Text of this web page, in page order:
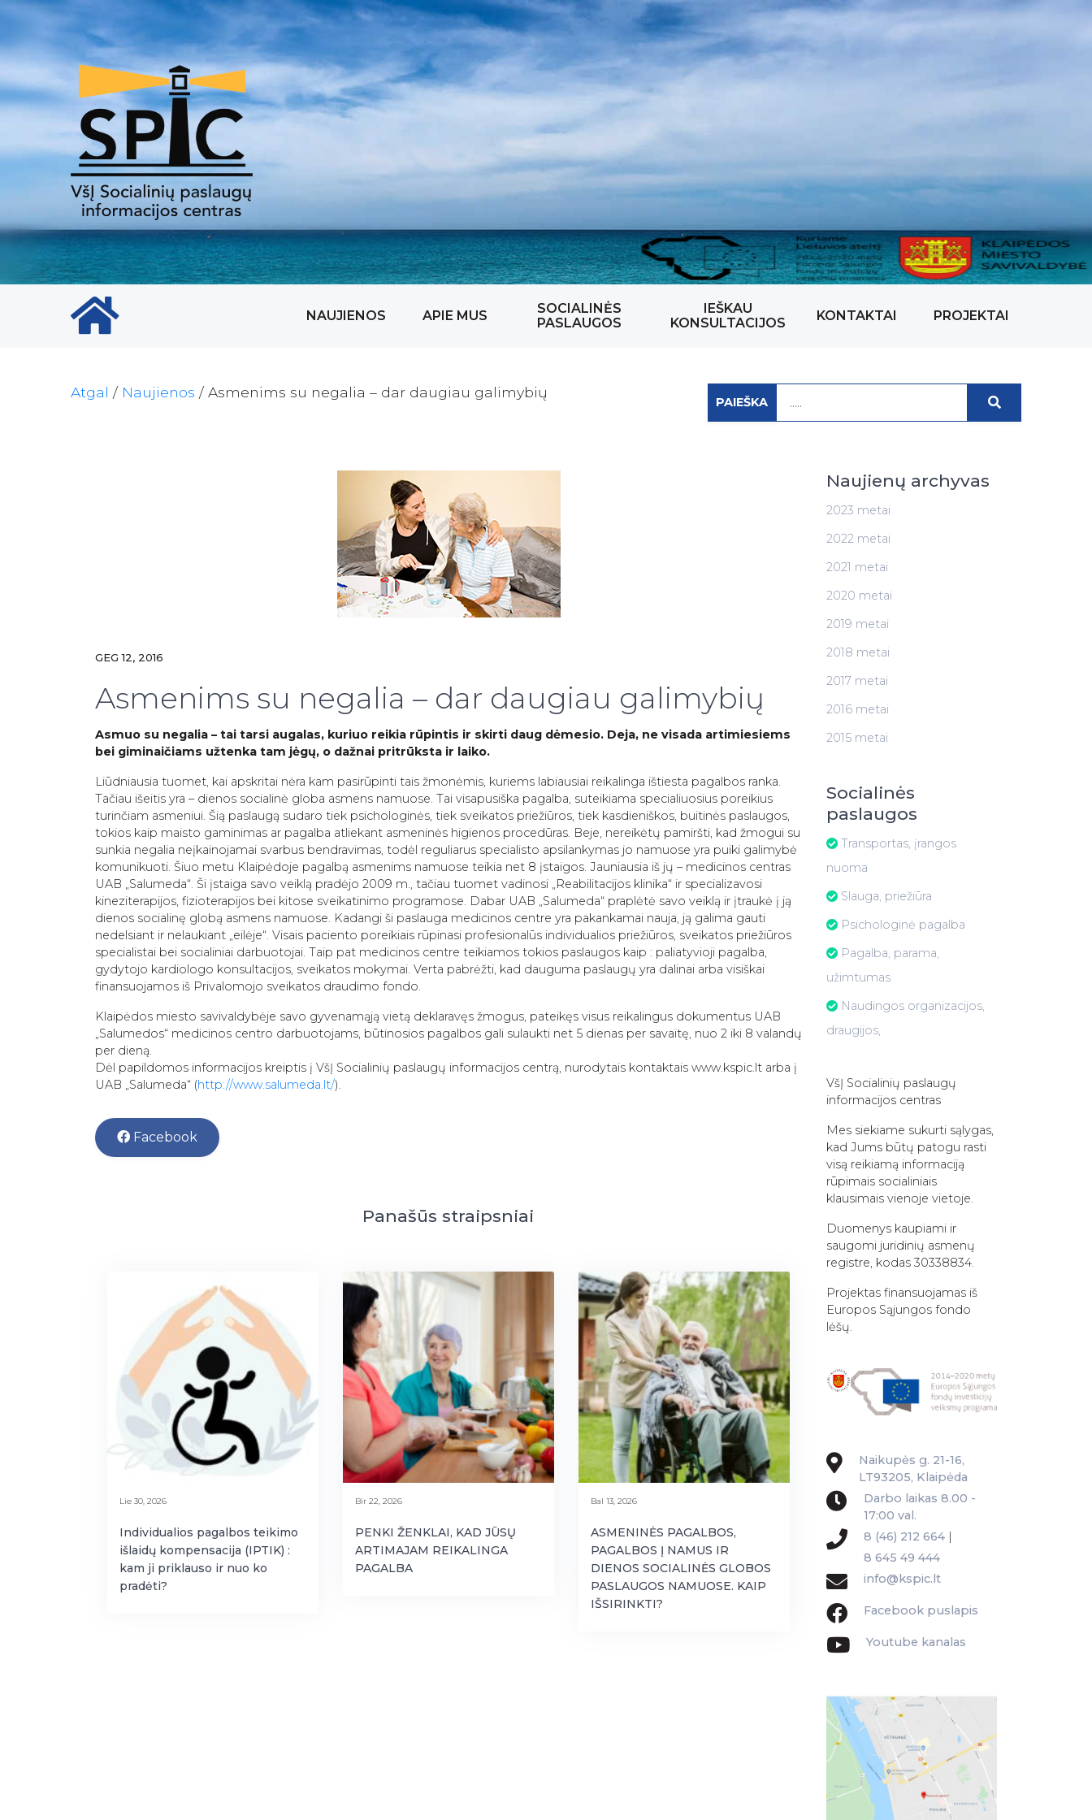
NAUJIENOS APIE MUS
SOCIALINĖS
PASLAUGOS
IEŠKAU
KONSULTACIJOS
KONTAKTAI PROJEKTAI
Atgal / Naujienos / Asmenims su negalia – dar daugiau galimybių
PAIEŠKA
GEG 12, 2016
Asmenims su negalia – dar daugiau galimybių
Asmuo su negalia – tai tarsi augalas, kuriuo reikia rūpintis ir skirti daug dėmesio. Deja, ne visada artimiesiems
bei giminaičiams užtenka tam jėgų, o dažnai pritrūksta ir laiko.
Liūdniausia tuomet, kai apskritai nėra kam pasirūpinti tais žmonėmis, kuriems labiausiai reikalinga ištiesta pagalbos ranka.
Tačiau išeitis yra – dienos socialinė globa asmens namuose. Tai visapusiška pagalba, suteikiama specialiuosius poreikius
turinčiam asmeniui. Šią paslaugą sudaro tiek psichologinės, tiek sveikatos priežiūros, tiek kasdieniškos, buitinės paslaugos,
tokios kaip maisto gaminimas ar pagalba atliekant asmeninės higienos procedūras. Beje, nereikėtų pamiršti, kad žmogui su
sunkia negalia neįkainojamai svarbus bendravimas, todėl reguliarus specialisto apsilankymas jo namuose yra puiki galimybė
komunikuoti. Šiuo metu Klaipėdoje pagalbą asmenims namuose teikia net 8 įstaigos. Jauniausia iš jų – medicinos centras
UAB „Salumeda“. Ši įstaiga savo veiklą pradėjo 2009 m., tačiau tuomet vadinosi „Reabilitacijos klinika“ ir specializavosi
kineziterapijos, fizioterapijos bei kitose sveikatinimo programose. Dabar UAB „Salumeda“ praplėtė savo veiklą ir įtraukė į ją
dienos socialinę globą asmens namuose. Kadangi ši paslauga medicinos centre yra pakankamai nauja, ją galima gauti
nedelsiant ir nelaukiant „eilėje“. Visais paciento poreikiais rūpinasi profesionalūs individualios priežiūros, sveikatos priežiūros
specialistai bei socialiniai darbuotojai. Taip pat medicinos centre teikiamos tokios paslaugos kaip : paliatyvioji pagalba,
gydytojo kardiologo konsultacijos, sveikatos mokymai. Verta pabrėžti, kad dauguma paslaugų yra dalinai arba visiškai
finansuojamos iš Privalomojo sveikatos draudimo fondo.
Klaipėdos miesto savivaldybėje savo gyvenamąją vietą deklaravęs žmogus, pateikęs visus reikalingus dokumentus UAB
„Salumedos“ medicinos centro darbuotojams, būtinosios pagalbos gali sulaukti net 5 dienas per savaitę, nuo 2 iki 8 valandų
per dieną.
Dėl papildomos informacijos kreiptis į VšĮ Socialinių paslaugų informacijos centrą, nurodytais kontaktais www.kspic.lt arba į
UAB „Salumeda“ (http://www.salumeda.lt/).
Facebook
Panašūs straipsniai
Lie 30, 2026
Individualios pagalbos teikimo
išlaidų kompensacija (IPTIK) :
kam ji priklauso ir nuo ko
pradėti?
Bir 22, 2026
PENKI ŽENKLAI, KAD JŪSŲ
ARTIMAJAM REIKALINGA
PAGALBA
Bal 13, 2026
ASMENINĖS PAGALBOS,
PAGALBOS Į NAMUS IR
DIENOS SOCIALINĖS GLOBOS
PASLAUGOS NAMUOSE. KAIP
IŠSIRINKTI?
Naujienų archyvas
2023 metai
2022 metai
2021 metai
2020 metai
2019 metai
2018 metai
2017 metai
2016 metai
2015 metai
Socialinės
paslaugos
Transportas, įrangos
nuoma
Slauga, priežiūra
Psichologinė pagalba
Pagalba, parama,
užimtumas
Naudingos organizacijos,
draugijos,
VšĮ Socialinių paslaugų
informacijos centras
Mes siekiame sukurti sąlygas,
kad Jums būtų patogu rasti
visą reikiamą informaciją
rūpimais socialiniais
klausimais vienoje vietoje.
Duomenys kaupiami ir
saugomi juridinių asmenų
registre, kodas 30338834.
Projektas finansuojamas iš
Europos Sąjungos fondo
lėšų.
Naikupės g. 21-16,
LT93205, Klaipėda
Darbo laikas 8.00 -
17:00 val.
8 (46) 212 664 |
8 645 49 444
info@kspic.lt
Facebook puslapis
Youtube kanalas